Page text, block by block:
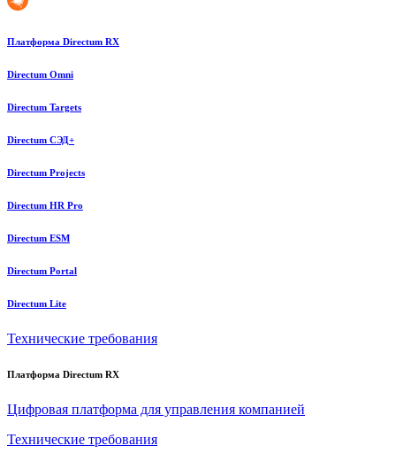
Платформа Directum RX
Directum Omni
Directum Targets
Directum СЭД+
Directum Projects
Directum HR Pro
Directum ESM
Directum Portal
Directum Lite
Технические требования
Платформа Directum RX
Цифровая платформа для управления компанией
Технические требования